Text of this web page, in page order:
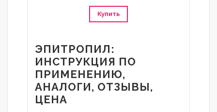
Купить
ЭПИТРОПИЛ:
ИНСТРУКЦИЯ ПО
ПРИМЕНЕНИЮ,
АНАЛОГИ, ОТЗЫВЫ,
ЦЕНА